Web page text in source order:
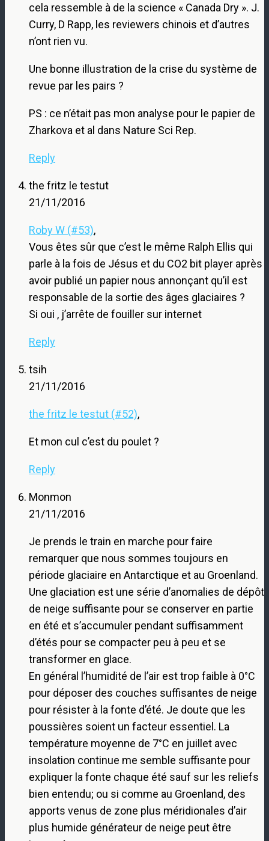
cela ressemble à de la science « Canada Dry ». J.
Curry, D Rapp, les reviewers chinois et d’autres
n’ont rien vu.
Une bonne illustration de la crise du système de
revue par les pairs ?
PS : ce n’était pas mon analyse pour le papier de
Zharkova et al dans Nature Sci Rep.
Reply
the fritz le testut
21/11/2016
Roby W (#53),
Vous êtes sûr que c’est le même Ralph Ellis qui
parle à la fois de Jésus et du CO2 bit player après
avoir publié un papier nous annonçant qu’il est
responsable de la sortie des âges glaciaires ?
Si oui , j’arrête de fouiller sur internet
Reply
tsih
21/11/2016
the fritz le testut (#52),
Et mon cul c’est du poulet ?
Reply
Monmon
21/11/2016
Je prends le train en marche pour faire
remarquer que nous sommes toujours en
période glaciaire en Antarctique et au Groenland.
Une glaciation est une série d’anomalies de dépôt
de neige suffisante pour se conserver en partie
en été et s’accumuler pendant suffisamment
d’étés pour se compacter peu à peu et se
transformer en glace.
En général l’humidité de l’air est trop faible à 0°C
pour déposer des couches suffisantes de neige
pour résister à la fonte d’été. Je doute que les
poussières soient un facteur essentiel. La
température moyenne de 7°C en juillet avec
insolation continue me semble suffisante pour
expliquer la fonte chaque été sauf sur les reliefs
bien entendu; ou si comme au Groenland, des
apports venus de zone plus méridionales d’air
plus humide générateur de neige peut être